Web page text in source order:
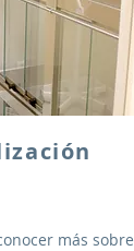
más sobre